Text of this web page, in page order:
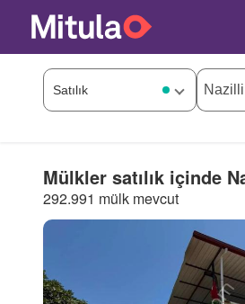
Mülkler satılık içinde
292.991 mülk mevcut